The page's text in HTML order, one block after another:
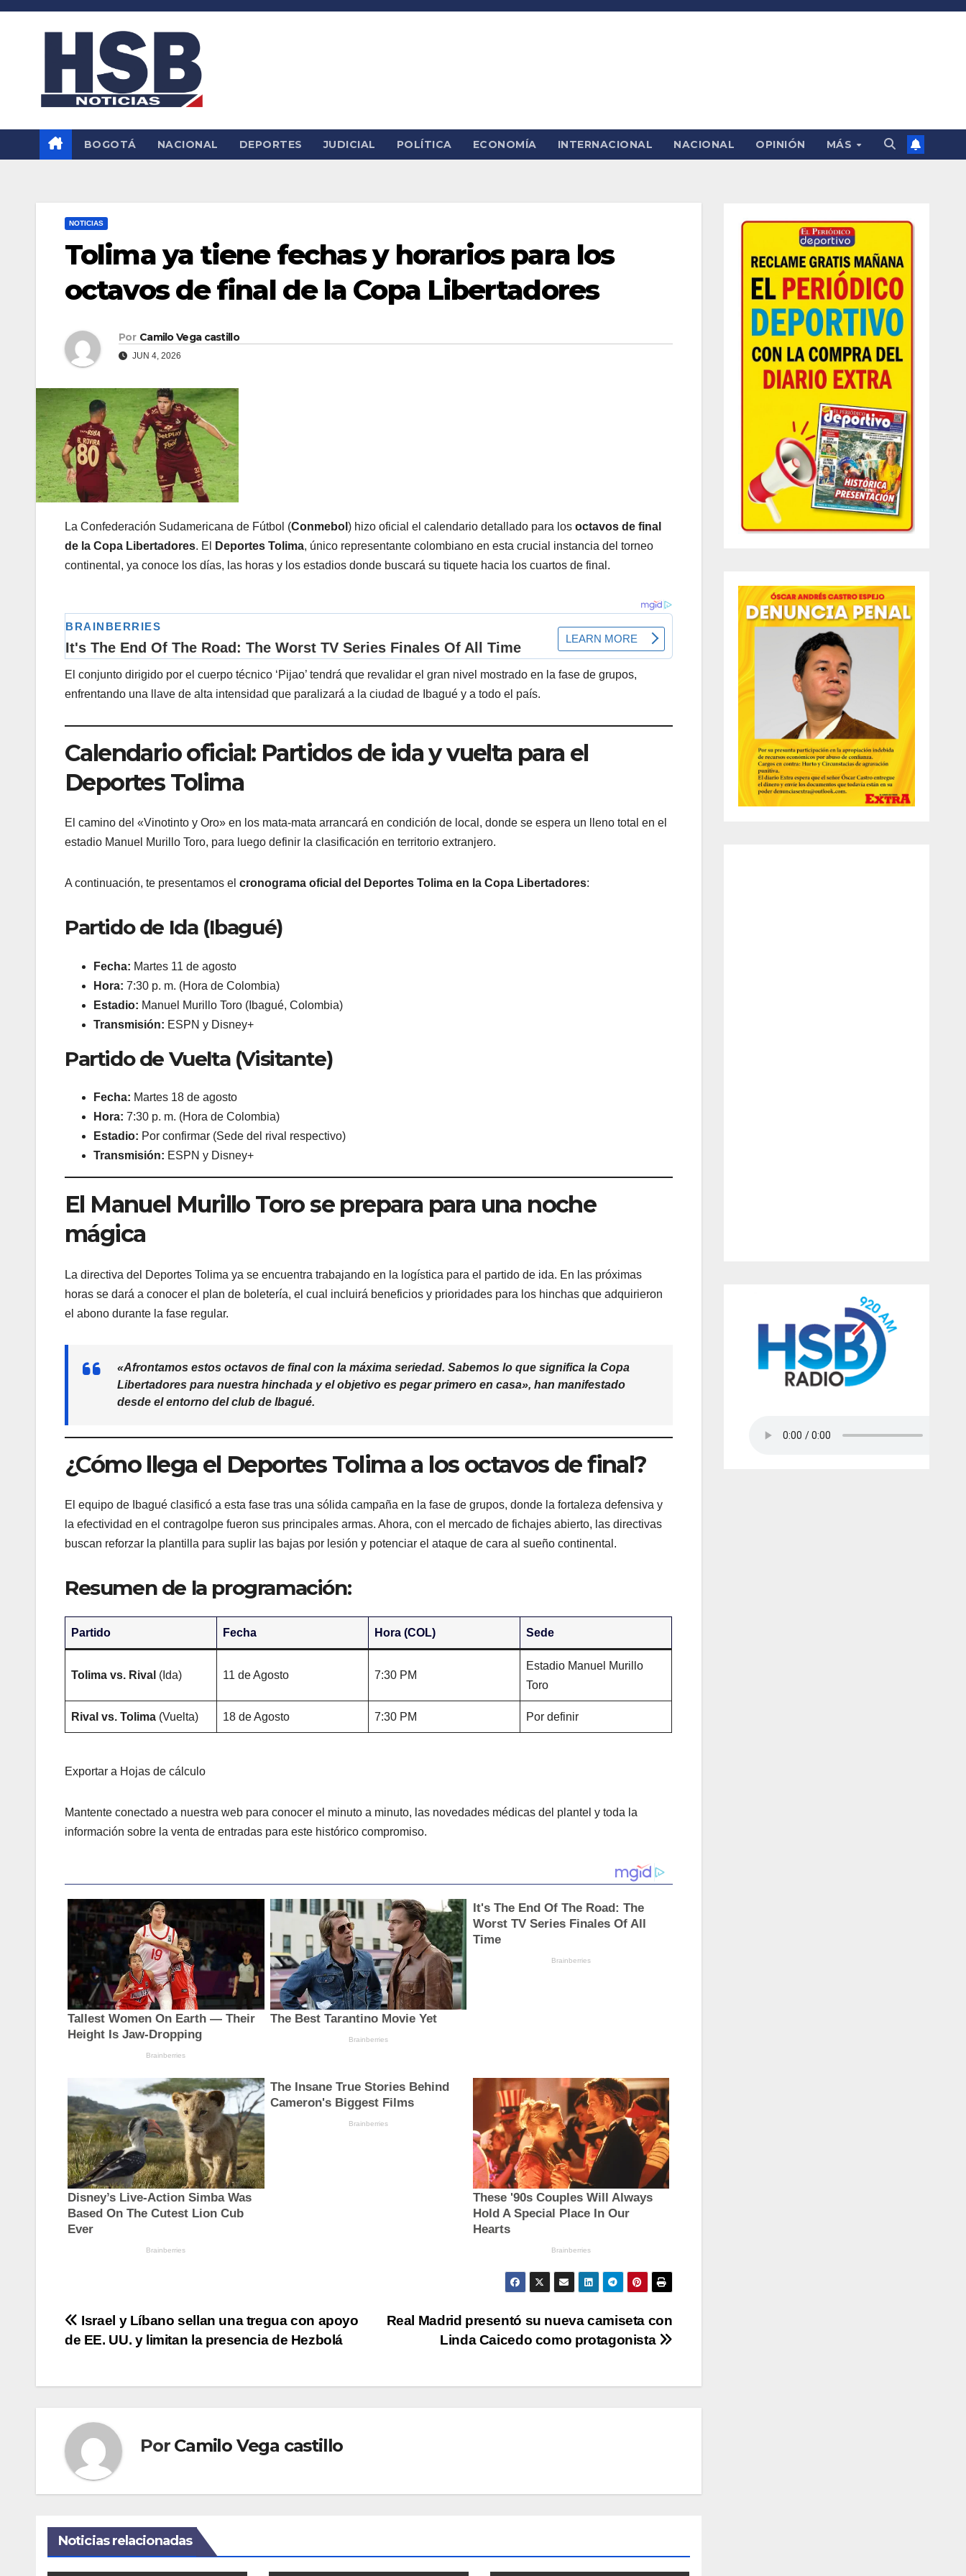
Saltar
BOGOTÁ NACIONAL DEPORTES JUDICIAL POLÍTICA ECONOMÍA INTERNACIONAL NACIONAL OPINIÓN MÁS
NOTICIAS
Tolima ya tiene fechas y horarios para los
octavos de final de la Copa Libertadores
Por Camilo Vega castillo
JUN 4, 2026
La Confederación Sudamericana de Fútbol (Conmebol ) hizo oficial el calendario detallado para los octavos de final
de la Copa Libertadores. El Deportes Tolima, único representante colombiano en esta crucial instancia del torneo
continental, ya conoce los días, las horas y los estadios donde buscará su tiquete hacia los cuartos de final.
El conjunto dirigido por el cuerpo técnico ‘Pijao’ tendrá que revalidar el gran nivel mostrado en la fase de grupos,
enfrentando una llave de alta intensidad que paralizará a la ciudad de Ibagué y a todo el país.
Calendario oficial: Partidos de ida y vuelta para el
Deportes Tolima
El camino del «Vinotinto y Oro» en los mata-mata arrancará en condición de local, donde se espera un lleno total en el
estadio Manuel Murillo Toro, para luego definir la clasificación en territorio extranjero.
A continuación, te presentamos el cronograma oficial del Deportes Tolima en la Copa Libertadores:
Partido de Ida (Ibagué)
Fecha: Martes 11 de agosto
Hora: 7:30 p. m. (Hora de Colombia)
Estadio: Manuel Murillo Toro (Ibagué, Colombia)
Transmisión: ESPN y Disney+
Partido de Vuelta (Visitante)
Fecha: Martes 18 de agosto
Hora: 7:30 p. m. (Hora de Colombia)
Estadio: Por confirmar (Sede del rival respectivo)
Transmisión: ESPN y Disney+
El Manuel Murillo Toro se prepara para una noche
mágica
La directiva del Deportes Tolima ya se encuentra trabajando en la logística para el partido de ida. En las próximas
horas se dará a conocer el plan de boletería, el cual incluirá beneficios y prioridades para los hinchas que adquirieron
el abono durante la fase regular.
«Afrontamos estos octavos de final con la máxima seriedad. Sabemos lo que significa la Copa
Libertadores para nuestra hinchada y el objetivo es pegar primero en casa», han manifestado
desde el entorno del club de Ibagué.
¿Cómo llega el Deportes Tolima a los octavos de final?
El equipo de Ibagué clasificó a esta fase tras una sólida campaña en la fase de grupos, donde la fortaleza defensiva y
la efectividad en el contragolpe fueron sus principales armas. Ahora, con el mercado de fichajes abierto, las directivas
buscan reforzar la plantilla para suplir las bajas por lesión y potenciar el ataque de cara al sueño continental.
Resumen de la programación:
Partido Fecha Hora (COL) Sede
Tolima vs. Rival (Ida) 11 de Agosto 7:30 PM
Estadio Manuel Murillo
Toro
Rival vs. Tolima (Vuelta) 18 de Agosto 7:30 PM Por definir
Exportar a Hojas de cálculo
Mantente conectado a nuestra web para conocer el minuto a minuto, las novedades médicas del plantel y toda la
información sobre la venta de entradas para este histórico compromiso.
Navegación
entradas
Real Madrid presentó su nueva camiseta con
Linda Caicedo como protagonista
Israel y Líbano sellan una tregua con apoyo
de EE. UU. y limitan la presencia de Hezbolá
Por Camilo Vega castillo
Noticias relacionadas